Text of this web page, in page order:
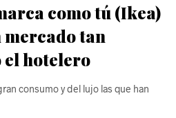
como tú (Ikea)
tan
el hotelero
consumo y del lujo las que han